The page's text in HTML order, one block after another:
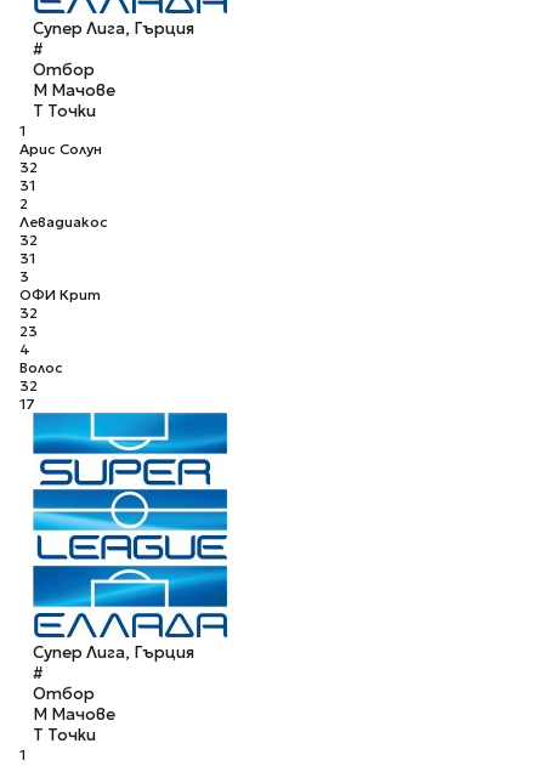
Супер Лига, Гърция
#
Отбор
М Мачове
Т Точки
1
Арис Солун
32
31
2
Левадиакос
32
31
3
ОФИ Крит
32
23
4
Волос
32
17
Супер Лига, Гърция
#
Отбор
М Мачове
Т Точки
1